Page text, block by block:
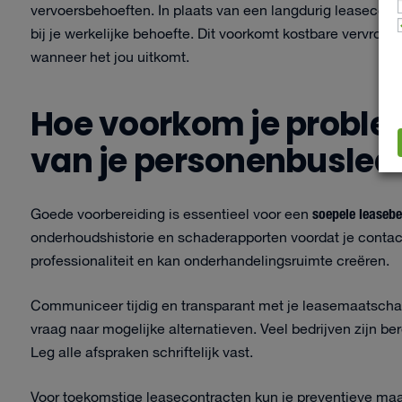
vervoersbehoeften. In plaats van een langdurig
bij je werkelijke behoefte. Dit voorkomt kostbare
wanneer het jou uitkomt.
Hoe voorkom je
van je
Goede voorbereiding is essentieel voor een soepele
onderhoudshistorie en schaderapporten voordat je
professionaliteit en kan onderhandelingsruimte creëren.
Communiceer tijdig en transparant met je
vraag naar mogelijke alternatieven. Veel bedrijven zijn
Leg alle afspraken schriftelijk vast.